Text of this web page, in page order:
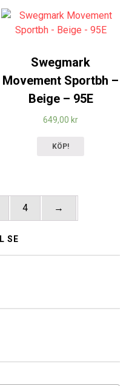
SE
Swegmark
Movement Sportbh –
Beige – 95E
649,00 kr
KÖP!
4 →